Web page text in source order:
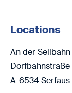
Locations
An der Seilbahn
Dorfbahnstraße
A-6534 Serfaus